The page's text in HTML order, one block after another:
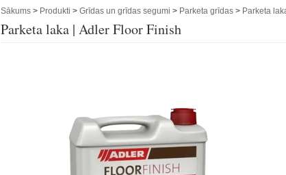
Sākums > Produkti > Grīdas un grīdas segumi > Parketa grīdas > Parketa
Parketa laka | Adler Floor Finish